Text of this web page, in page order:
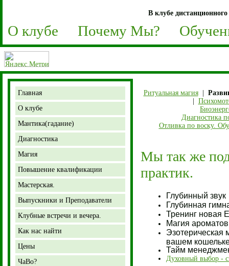
В клубе дистанционного
О клубе Почему Мы?
Главная
О клубе
Мантика(гадание)
Диагностика
Магия
Повышение квалификации
Мастерская.
Выпускники и Преподаватели
Клубные встречи и вечера.
Как нас найти
Цены
ЧаВо?
Ритуальная магия|
Диагностика
Отливка по воску.
Мы так же
практик.
Глубинный звук
Глубинная
Тренинг новая
Магия
Эзотерическая
вашем
Тайм
Духовный выбор -